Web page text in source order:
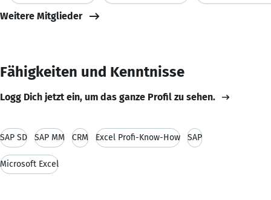
Weitere Mitglieder
Fähigkeiten und Kenntnisse
Logg Dich jetzt ein, um das ganze Profil zu sehen.
SAP SD SAP MM CRM Excel Profi-Know-How SAP
Microsoft Excel